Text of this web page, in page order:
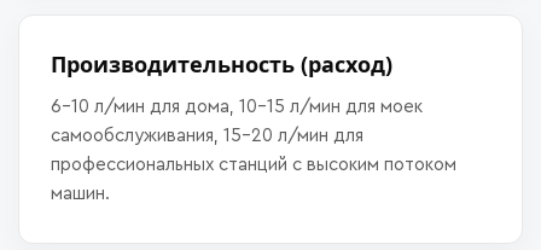
Производительность (расход)
6–10 л/мин для дома, 10–15 л/мин для моек
самообслуживания, 15–20 л/мин для
профессиональных станций с высоким потоком
машин.